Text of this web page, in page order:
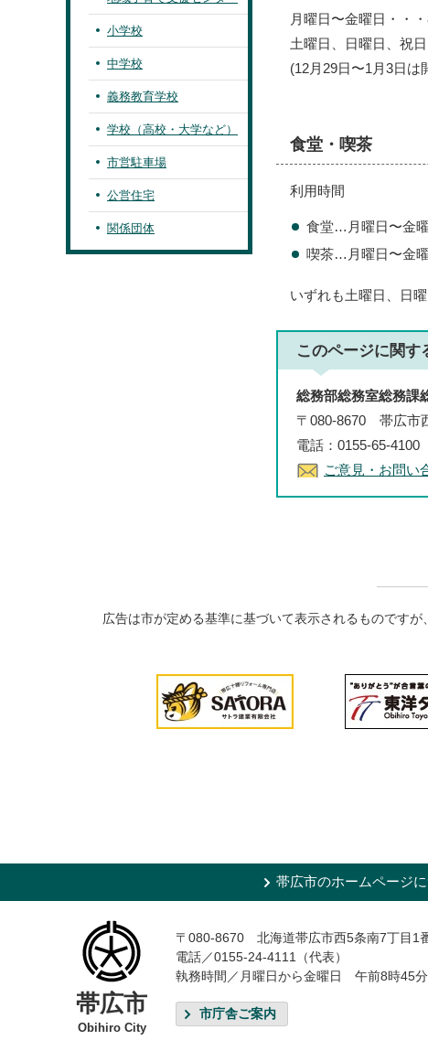
月曜日〜金曜日・・
土曜日、日曜日、祝
(12月29日〜1月3日は
食堂・喫茶
利用時間
食堂…月曜日〜金
喫茶…月曜日〜金
いずれも土曜日、日
このページに関す
総務部総務室総務課
〒080-8670 帯広市
電話：0155-65-
ご意見・お問い
小学校
中学校
義務教育学校
学校（高校・大学など）
市営駐車場
公営住宅
関係団体
広告は市が定める基準に基づいて表示されるものです
帯広市のホームページ
帯広市
Obihiro City
〒080-8670 北海道帯広市西5条南7丁目1
電話／0155-24-4111（代表）
執務時間／月曜日から金曜日 午前8時45
市庁舎ご案内